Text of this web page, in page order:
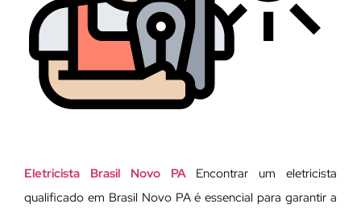
Eletricista Brasil Novo PAEncontrar um eletricista
qualificado em Brasil Novo PA é essencial para garantir a